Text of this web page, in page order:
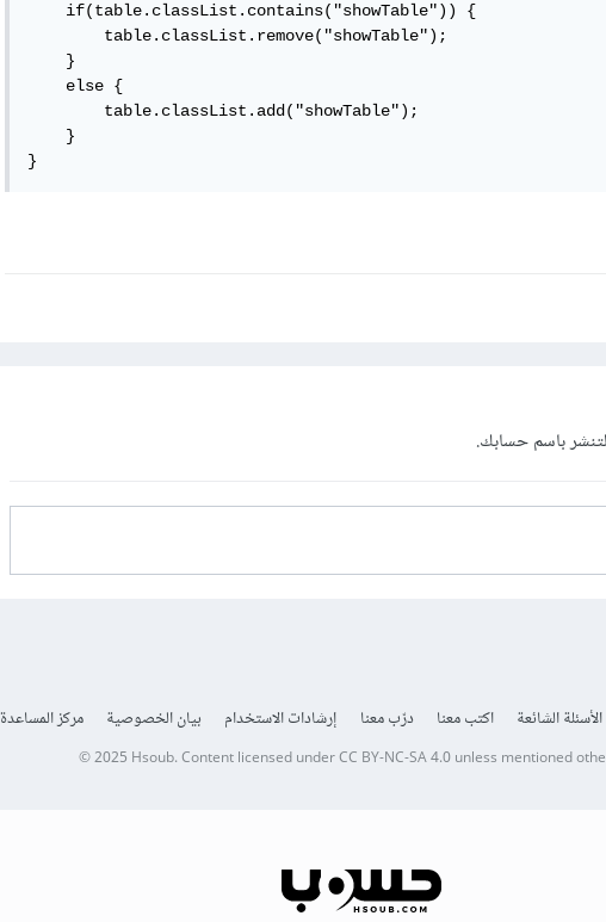
    if(table.classList.contains("showTable")) {
        table.classList.remove("showTable");
    }
    else {
        table.classList.add("showTable");
    }
}
لتنشر باسم حسابك.
الأسئلة الشائعة اكتب معنا درّب معنا إرشادات الاستخدام بيان الخصوصية مركز المساعدة
© 2025 Hsoub.Content licensed underCC BY-NC-SA 4.0unless mentioned